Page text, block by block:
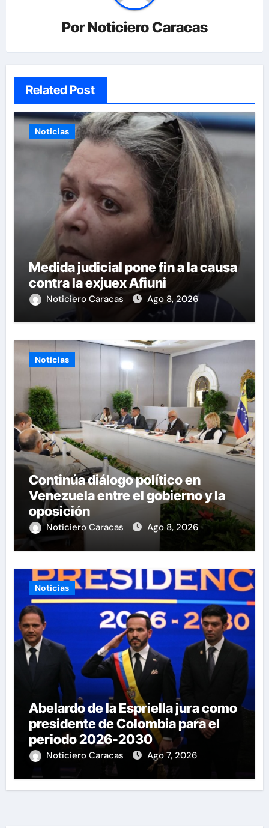
PorNoticiero Caracas
Related Post
Noticias
Medida judicial pone fin a la causa
contra la exjuex Afiuni
Noticiero Caracas Ago 8, 2026
Noticias
Continúa diálogo político en
Venezuela entre el gobierno y la
oposición
Noticiero Caracas Ago 8, 2026
Noticias
Abelardo de la Espriella jura como
presidente de Colombia para el
periodo 2026-2030
Noticiero Caracas Ago 7, 2026